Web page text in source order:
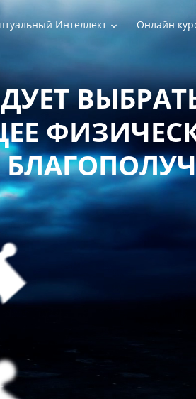
Интеллект Онлайн